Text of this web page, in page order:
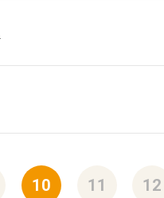
10 11 12